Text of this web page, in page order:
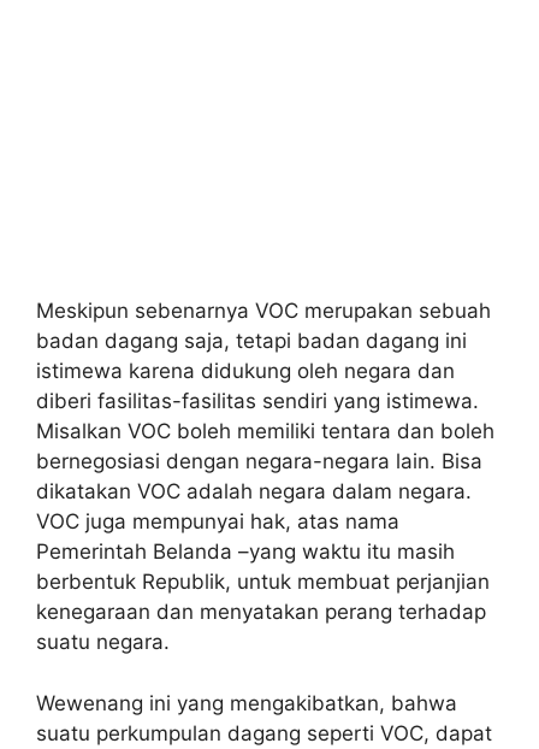
Meskipun sebenarnya VOC merupakan sebuah
badan dagang saja, tetapi badan dagang ini
istimewa karena didukung oleh negara dan
diberi fasilitas-fasilitas sendiri yang istimewa.
Misalkan VOC boleh memiliki tentara dan boleh
bernegosiasi dengan negara-negara lain. Bisa
dikatakan VOC adalah negara dalam negara.
VOC juga mempunyai hak, atas nama
Pemerintah Belanda –yang waktu itu masih
berbentuk Republik, untuk membuat perjanjian
kenegaraan dan menyatakan perang terhadap
suatu negara.
Wewenang ini yang mengakibatkan, bahwa
suatu perkumpulan dagang seperti VOC, dapat